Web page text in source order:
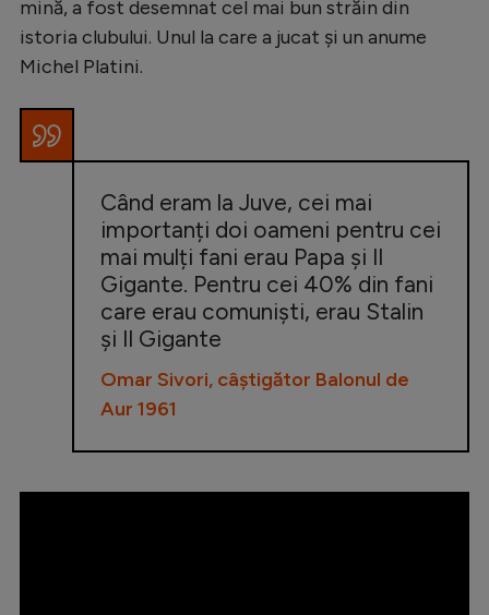
mină, a fost desemnat cel mai bun străin din
istoria clubului. Unul la care a jucat și un anume
Michel Platini.
Când eram la Juve, cei mai
importanți doi oameni pentru cei
mai mulți fani erau Papa și Il
Gigante. Pentru cei 40% din fani
care erau comuniști, erau Stalin
și Il Gigante
Omar Sivori, câștigător Balonul de
Aur 1961